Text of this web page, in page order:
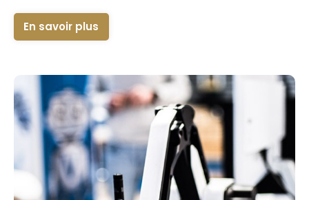
En savoir plus